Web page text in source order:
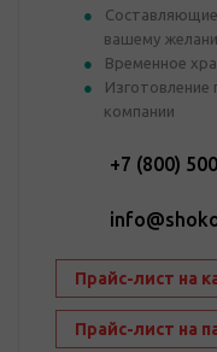
вашему
Временное
Изготовление
компании
+7 (800)
Прайс-лист на
Прайс-лист на